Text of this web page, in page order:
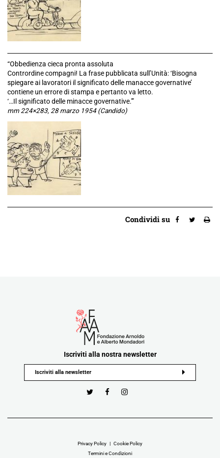
Condividi su
“Obbedienza cieca pronta assoluta
Contrordine compagni! La frase pubblicata sull’Unità: ‘Bisogna
spiegare ai lavoratori il significato delle manacce governative’
contiene un errore di stampa e pertanto va letto.
‘…Il significato delle minacce governative.'”
mm 224×283, 28 marzo 1954 (Candido)
Iscriviti alla nostra newsletter
Privacy Policy
Cookie Policy
Termini e Condizioni